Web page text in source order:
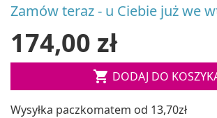
Zamów teraz - u Ciebie już we
174,00 zł
 DODAJ DO
Wysyłka paczkomatem od 13,70zł